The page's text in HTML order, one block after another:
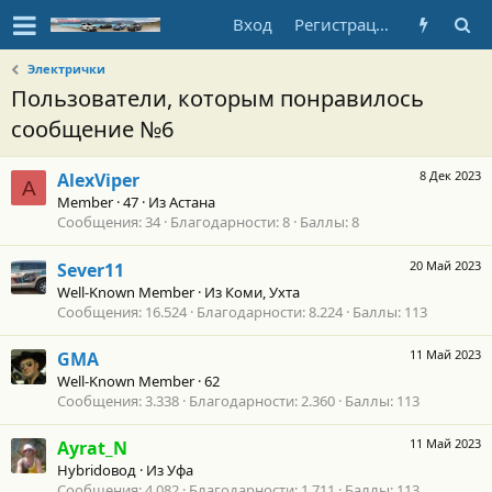
Вход Регистрация
Электрички
Пользователи, которым понравилось
сообщение №6
A
8 Дек 2023
AlexViper
Member ·47 · ИзАстана
Сообщения 34 Благодарности 8 Баллы 8
20 Май 2023
Sever11
Well-Known Member · Из Коми, Ухта
Сообщения 16.524 Благодарности 8.224 Баллы 113
11 Май 2023
GMA
Well-Known Member ·62
Сообщения 3.338 Благодарности 2.360 Баллы 113
11 Май 2023
Ayrat_N
Hybridовод · ИзУфа